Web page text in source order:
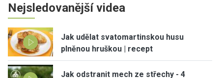
Nejsledovanější videa
Jak udělat svatomartinskou husu
plněnou hruškou | recept
Jak odstranit mech ze střechy - 4